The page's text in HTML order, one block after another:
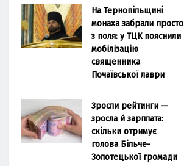
На Тернопільщині
монаха забрали просто
з поля: у ТЦК пояснили
мобілізацію
священника
Почаївської лаври
Зросли рейтинги —
зросла й зарплата:
скільки отримує
голова Більче-
Золотецької громади